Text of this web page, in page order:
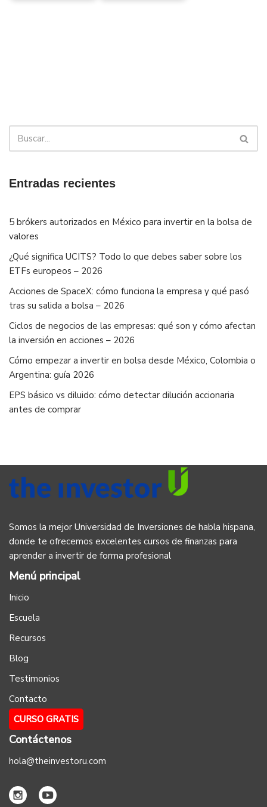
Entradas recientes
5 brókers autorizados en México para invertir en la bolsa de
valores
¿Qué significa UCITS? Todo lo que debes saber sobre los
ETFs europeos – 2026
Acciones de SpaceX: cómo funciona la empresa y qué pasó
tras su salida a bolsa – 2026
Ciclos de negocios de las empresas: qué son y cómo afectan
la inversión en acciones – 2026
Cómo empezar a invertir en bolsa desde México, Colombia o
Argentina: guía 2026
EPS básico vs diluido: cómo detectar dilución accionaria
antes de comprar
Somos la mejor Universidad de Inversiones de habla hispana,
donde te ofrecemos excelentes cursos de finanzas para
aprender a invertir de forma profesional
Menú principal
Inicio
Escuela
Recursos
Blog
Testimonios
Contacto
CURSO GRATIS
Contáctenos
hola@theinvestoru.com